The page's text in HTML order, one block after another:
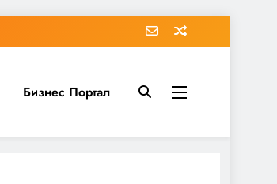
Бизнес Портал